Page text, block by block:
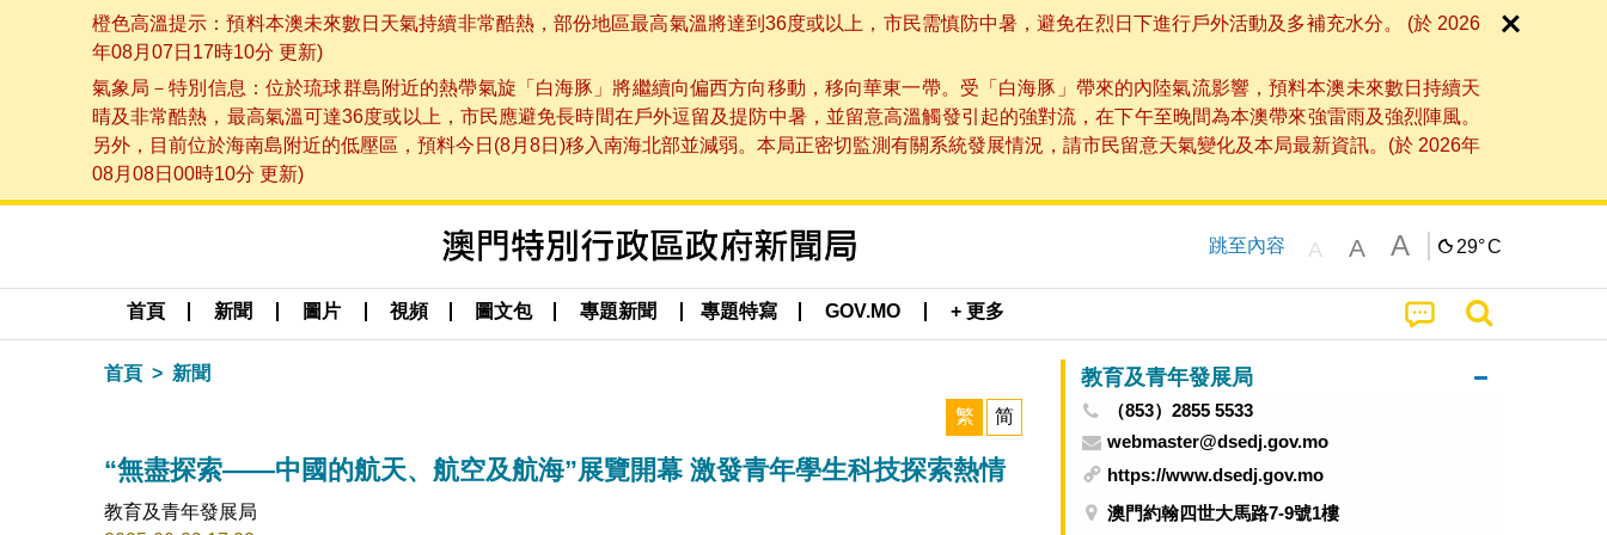
橙色高溫提示：預料本澳未來數日天氣持續非常酷熱，部份地區最高氣溫將達到36度或以上，市民需慎防中暑，避免在烈日下進行戶外活動及多補充水分。 (於 2026
年08月07日17時10分 更新)
氣象局－特別信息：位於琉球群島附近的熱帶氣旋「白海豚」將繼續向偏西方向移動，移向華東一帶。受「白海豚」帶來的內陸氣流影響，預料本澳未來數日持續天
晴及非常酷熱，最高氣溫可達36度或以上，市民應避免長時間在戶外逗留及提防中暑，並留意高溫觸發引起的強對流，在下午至晚間為本澳帶來強雷雨及強烈陣風。
另外，目前位於海南島附近的低壓區，預料今日(8月8日)移入南海北部並減弱。本局正密切監測有關系統發展情況，請市民留意天氣變化及本局最新資訊。(於 2026年
08月08日00時10分 更新)
跳至內容 A A A 29°C
首頁 新聞 圖片 視頻 圖文包 專題新聞 專題特寫 GOV.MO + 更多
首頁 新聞
繁 简
“無盡探索——中國的航天、航空及航海”展覽開幕 激發青年學生科技探索熱情
教育及青年發展局
教育及青年發展局
（853）2855 5533
webmaster@dsedj.gov.mo
https://www.dsedj.gov.mo
澳門約翰四世大馬路7-9號1樓